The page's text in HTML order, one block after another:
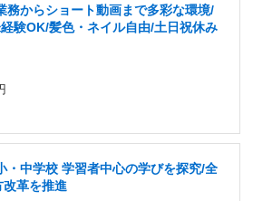
務からショート動画まで多彩な環境/
験OK/髪色・ネイル自由/土日祝休み
・中学校 学習者中心の学びを探究/全
改革を推進